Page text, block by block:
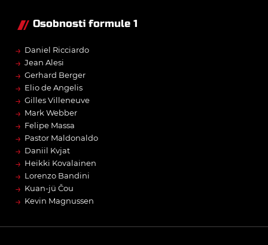
Osobnosti formule 1
→ Daniel Ricciardo
→ Jean Alesi
→ Gerhard Berger
→ Elio de Angelis
→ Gilles Villeneuve
→ Mark Webber
→ Felipe Massa
→ Pastor Maldonaldo
→ Daniil Kvjat
→ Heikki Kovalainen
→ Lorenzo Bandini
→ Kuan-jü Čou
→ Kevin Magnussen